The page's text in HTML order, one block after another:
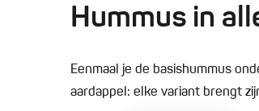
Hummus in
Eenmaal je de basishummus
aardappel: elke variant brengt